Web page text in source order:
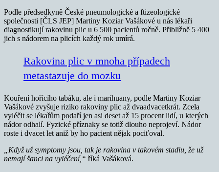
Podle předsedkyně České pneumologické a ftizeologické
společnosti [ČLS JEP] Martiny Koziar Vašákové u nás lékaři
diagnostikují rakovinu plic u 6 500 pacientů ročně. Přibližně 5 400
jich s nádorem na plicích každý rok umírá.
Rakovina plic v mnoha případech
metastazuje do mozku
Kouření hořícího tabáku, ale i marihuany, podle Martiny Koziar
Vašákové zvyšuje riziko rakoviny plic až dvaadvacetkrát. Zcela
vyléčit se lékařům podaří jen asi deset až 15 procent lidí, u kterých
nádor odhalí. Fyzické příznaky se totiž dlouho neprojeví. Nádor
roste i dvacet let aniž by ho pacient nějak pociťoval.
„Když už symptomy jsou, tak je rakovina v takovém stadiu, že už
nemají šanci na vyléčení,“ říká Vašáková.